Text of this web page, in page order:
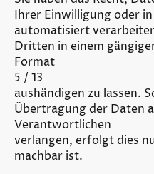
Ihrer Einwilligung oder
automatisiert
Dritten in einem
Format
5 / 13
aushändigen zu lassen.
Übertragung der Daten
Verantwortlichen
verlangen, erfolgt dies
machbar ist.